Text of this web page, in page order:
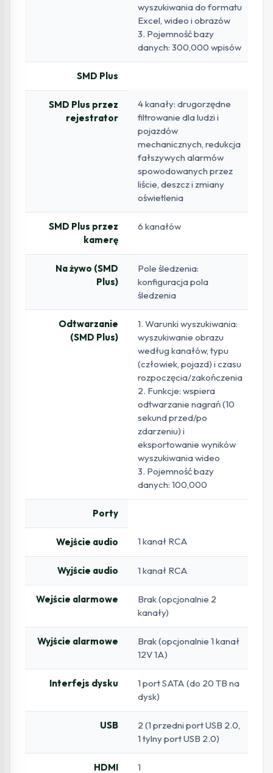
wyszukiwania do formatu
Excel, wideo i obrazów
3. Pojemność bazy
danych: 300,000 wpisów
SMD Plus
SMD Plus przez
rejestrator
4 kanały: drugorzędne
filtrowanie dla ludzi i
pojazdów
mechanicznych, redukcja
fałszywych alarmów
spowodowanych przez
liście, deszcz i zmiany
oświetlenia
SMD Plus przez
kamerę
6 kanałów
Na żywo (SMD
Plus)
Pole śledzenia:
konfiguracja pola
śledzenia
Odtwarzanie
(SMD Plus)
1. Warunki wyszukiwania:
wyszukiwanie obrazu
według kanałów, typu
(człowiek, pojazd) i czasu
rozpoczęcia/zakończenia
2. Funkcje: wspiera
odtwarzanie nagrań (10
sekund przed/po
zdarzeniu) i
eksportowanie wyników
wyszukiwania wideo
3. Pojemność bazy
danych: 100,000
Porty
Wejście audio 1 kanał RCA
Wyjście audio 1 kanał RCA
Wejście alarmowe
Brak (opcjonalnie 2
kanały)
Wyjście alarmowe
Brak (opcjonalnie 1 kanał
12V 1A)
Interfejs dysku
1 port SATA (do 20 TB na
dysk)
USB
2 (1 przedni port USB 2.0,
1 tylny port USB 2.0)
HDMI 1